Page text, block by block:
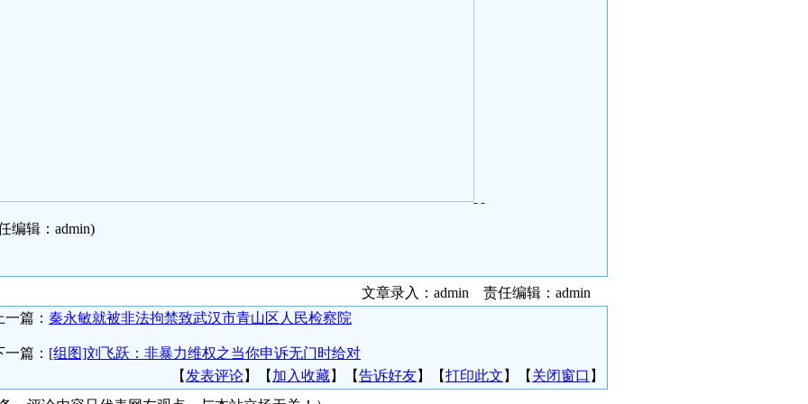
编辑：admin)
文章录入：admin 责任编辑：admin
一篇： 秦永敏就被非法拘禁致武汉市青山区人民检察院
一篇： [组图]刘飞跃：非暴力维权之当你申诉无门时给对
【 发表评论】【 加入收藏】【告诉好友】【打印此文 】【 关闭窗口 】